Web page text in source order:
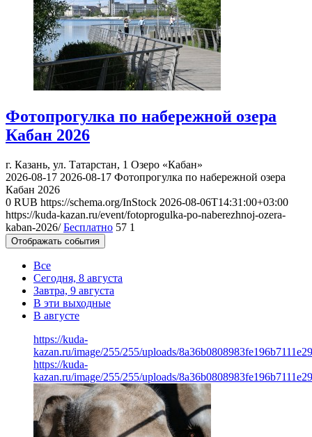
Фотопрогулка по набережной озера
Кабан 2026
г. Казань, ул. Татарстан, 1 Озеро «Кабан»
2026-08-17 2026-08-17 Фотопрогулка по набережной озера
Кабан 2026
0 RUB https://schema.org/InStock 2026-08-06T14:31:00+03:00
https://kuda-kazan.ru/event/fotoprogulka-po-naberezhnoj-ozera-
kaban-2026/ Бесплатно 57 1
Отображать события
Все
Сегодня, 8 августа
Завтра, 9 августа
В эти выходные
В августе
https://kuda-
kazan.ru/image/255/255/uploads/
https://kuda-
kazan.ru/image/255/255/uploads/